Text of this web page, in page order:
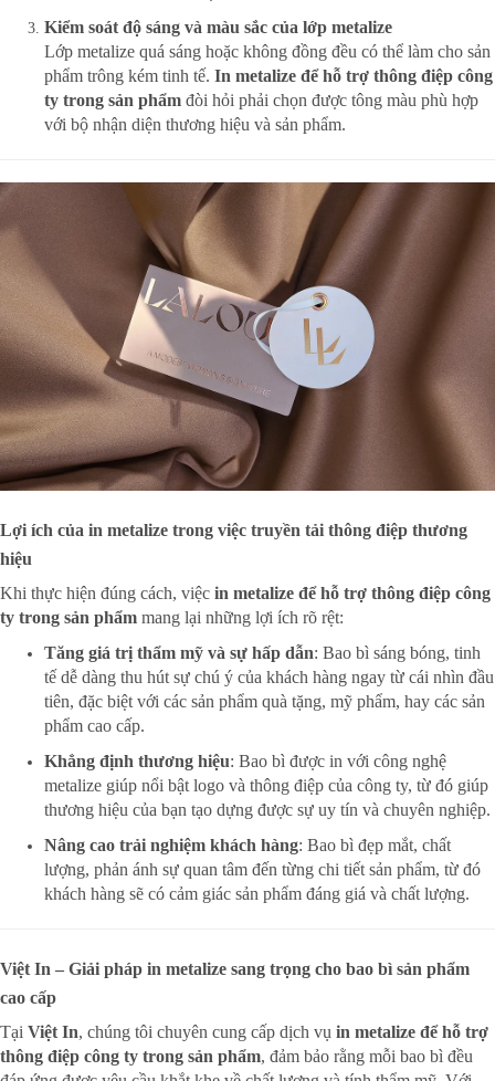
Kiểm soát độ sáng và màu sắc của lớp metalize
Lớp metalize quá sáng hoặc không đồng đều có thể làm cho sản
phẩm trông kém tinh tế. In metalize để hỗ trợ thông điệp công
ty trong sản phẩm đòi hỏi phải chọn được tông màu phù hợp
với bộ nhận diện thương hiệu và sản phẩm.
Lợi ích của in metalize trong việc truyền tải thông điệp thương
hiệu
Khi thực hiện đúng cách, việc in metalize để hỗ trợ thông điệp công
ty trong sản phẩm mang lại những lợi ích rõ rệt:
Tăng giá trị thẩm mỹ và sự hấp dẫn: Bao bì sáng bóng, tinh
tế dễ dàng thu hút sự chú ý của khách hàng ngay từ cái nhìn đầu
tiên, đặc biệt với các sản phẩm quà tặng, mỹ phẩm, hay các sản
phẩm cao cấp.
Khẳng định thương hiệu: Bao bì được in với công nghệ
metalize giúp nổi bật logo và thông điệp của công ty, từ đó giúp
thương hiệu của bạn tạo dựng được sự uy tín và chuyên nghiệp.
Nâng cao trải nghiệm khách hàng: Bao bì đẹp mắt, chất
lượng, phản ánh sự quan tâm đến từng chi tiết sản phẩm, từ đó
khách hàng sẽ có cảm giác sản phẩm đáng giá và chất lượng.
Việt In – Giải pháp in metalize sang trọng cho bao bì sản phẩm
cao cấp
Tại Việt In, chúng tôi chuyên cung cấp dịch vụ in metalize để hỗ trợ
thông điệp công ty trong sản phẩm, đảm bảo rằng mỗi bao bì đều